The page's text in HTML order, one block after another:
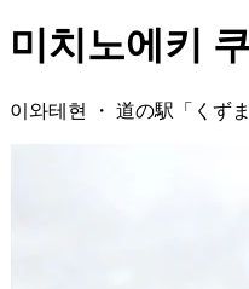
미치노에키
이와테현 ・ 道の駅「 くず